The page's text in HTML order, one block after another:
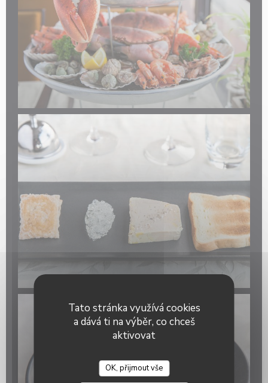
Tato stránka využívá cookies
a dává ti na výběr, co chceš
aktivovat
OK, přijmout vše
Oh ! MOUETTES